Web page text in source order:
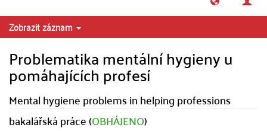
Zobrazit záznam
Problematika mentální hygieny u
pomáhajících profesí
Mental hygiene problems in helping professions
bakalářská práce (OBHÁJENO)